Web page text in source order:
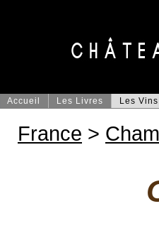
Accueil Les Livres Les Vins
France >